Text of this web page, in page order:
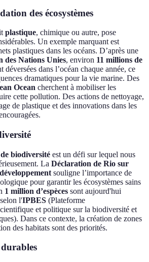
des écosystèmes
plastique, chimique ou autre, pose
Un exemple marquant est
plastiques dans les océans. D’après une
des Nations Unies, environ 11 millions de
déversées dans l’océan chaque année, ce
dramatiques pour la vie marine. Des
Ocean cherchent à mobiliser les
cette pollution. Des actions de nettoyage,
de plastique et des innovations dans les
biodiversité est un défi sur lequel nous
La Déclaration de Rio sur
souligne l’importance de
pour garantir les écosystèmes sains
1 million d’espèces sont aujourd'hui
l'IPBES (Plateforme
et politique sur la biodiversité et
Dans ce contexte, la création de zones
des habitats sont des priorités.